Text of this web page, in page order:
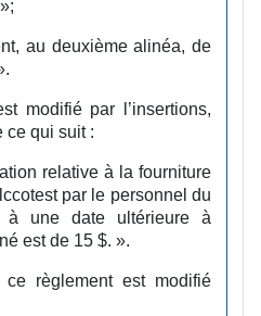
au deuxième alinéa, de
modifié par l’insertions,
ce qui suit :
relative à la fourniture
par le personnel du
à une date ultérieure à
est de 15 $. ».
ce règlement est modifié